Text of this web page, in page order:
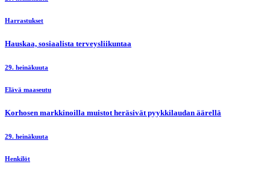
Harrastukset
Hauskaa, sosiaalista terveysliikuntaa
29. heinäkuuta
Elävä maaseutu
Korhosen markkinoilla muistot heräsivät pyykkilaudan äärellä
29. heinäkuuta
Henkilöt